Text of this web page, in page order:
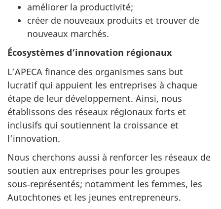
améliorer la productivité;
créer de nouveaux produits et trouver de
nouveaux marchés.
Écosystèmes d’innovation régionaux
L’APECA finance des organismes sans but
lucratif qui appuient les entreprises à chaque
étape de leur développement. Ainsi, nous
établissons des réseaux régionaux forts et
inclusifs qui soutiennent la croissance et
l’innovation.
Nous cherchons aussi à renforcer les réseaux de
soutien aux entreprises pour les groupes
sous‑représentés; notamment les femmes, les
Autochtones et les jeunes entrepreneurs.